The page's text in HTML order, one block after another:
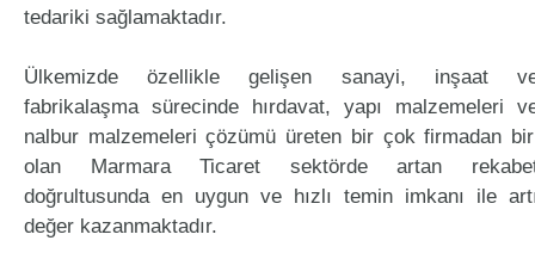
tedariki sağlamaktadır.
Ülkemizde özellikle gelişen sanayi, inşaat
fabrikalaşma sürecinde hırdavat, yapı malzemeleri
nalbur malzemeleri çözümü üreten bir çok firmadan
olan Marmara Ticaret sektörde artan
doğrultusunda en uygun ve hızlı temin imkanı ile
değer kazanmaktadır.